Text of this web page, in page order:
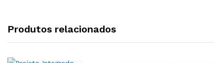
Produtos relacionados